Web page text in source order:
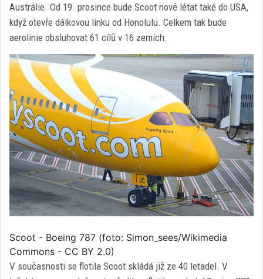
Austrálie. Od 19. prosince bude Scoot nově létat také do USA,
když otevře dálkovou linku od Honolulu. Celkem tak bude
aerolinie obsluhovat 61 cílů v 16 zemích.
Scoot - Boeing 787 (foto: Simon_sees/Wikimedia
Commons - CC BY 2.0)
V současnosti se flotila Scoot skládá již ze 40 letadel. V